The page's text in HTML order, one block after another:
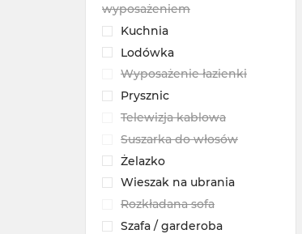
wyposażeniem
Kuchnia
Lodówka
Wyposażenie łazienki
Prysznic
Telewizja kablowa
Suszarka do włosów
Żelazko
Wieszak na ubrania
Rozkładana sofa
Szafa / garderoba